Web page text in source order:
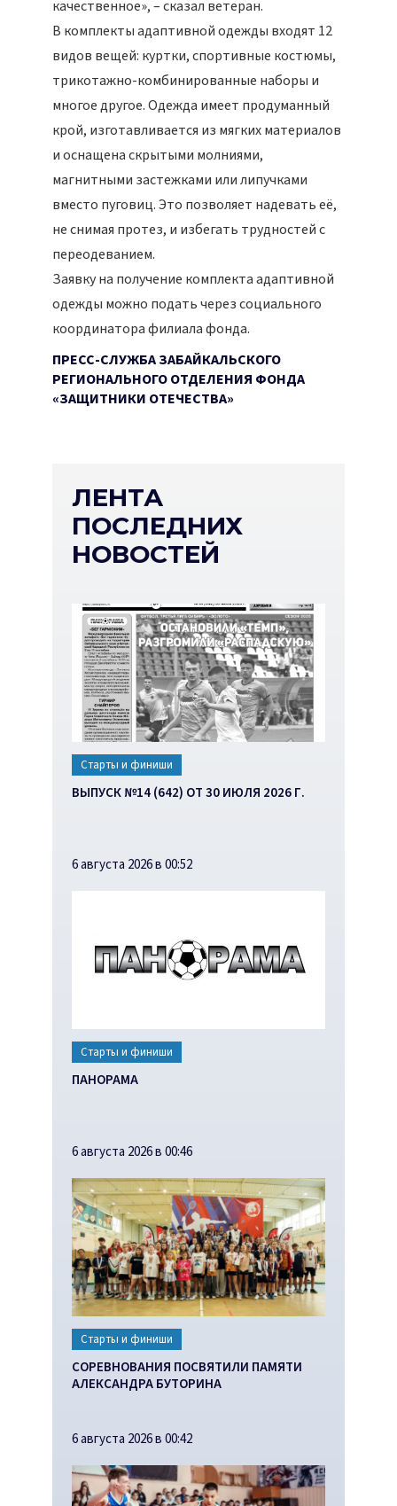
качественное», – сказал ветеран.
В комплекты адаптивной одежды входят 12
видов вещей: куртки, спортивные костюмы,
трикотажно-комбинированные наборы и
многое другое. Одежда имеет продуманный
крой, изготавливается из мягких материалов
и оснащена скрытыми молниями,
магнитными застежками или липучками
вместо пуговиц. Это позволяет надевать её,
не снимая протез, и избегать трудностей с
переодеванием.
Заявку на получение комплекта адаптивной
одежды можно подать через социального
координатора филиала фонда.
ПРЕСС-СЛУЖБА ЗАБАЙКАЛЬСКОГО
РЕГИОНАЛЬНОГО ОТДЕЛЕНИЯ ФОНДА
«ЗАЩИТНИКИ ОТЕЧЕСТВА»
ЛЕНТА
ПОСЛЕДНИХ
НОВОСТЕЙ
Старты и финиши
ВЫПУСК №14 (642) ОТ 30 ИЮЛЯ 2026 Г.
6 августа 2026 в 00:52
Старты и финиши
ПАНОРАМА
6 августа 2026 в 00:46
Старты и финиши
СОРЕВНОВАНИЯ ПОСВЯТИЛИ ПАМЯТИ
АЛЕКСАНДРА БУТОРИНА
6 августа 2026 в 00:42